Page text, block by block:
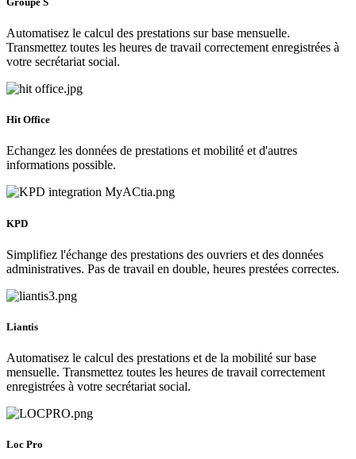
Automatisez le calcul des prestations sur base mensuelle.
Transmettez toutes les heures de travail correctement enregistrées à
votre secrétariat social.
Hit Office
Echangez les données de prestations et mobilité et d'autres
informations possible.
KPD
Simplifiez l'échange des prestations des ouvriers et des données
administratives. Pas de travail en double, heures prestées correctes.
Liantis
Automatisez le calcul des prestations et de la mobilité sur base
mensuelle. Transmettez toutes les heures de travail correctement
enregistrées à votre secrétariat social.
Loc Pro